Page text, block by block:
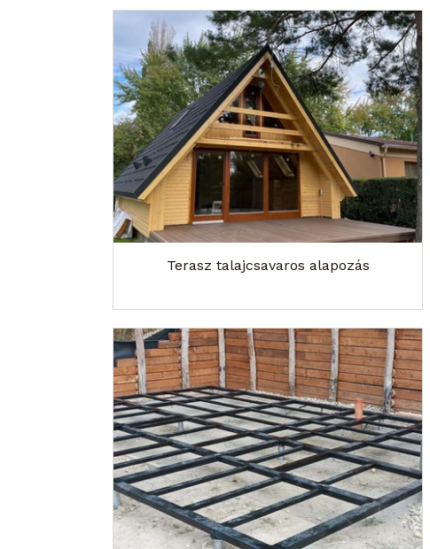
Terasz talajcsavaros alapozás